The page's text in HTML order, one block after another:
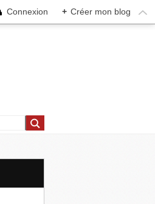
Connexion + Créer mon blog